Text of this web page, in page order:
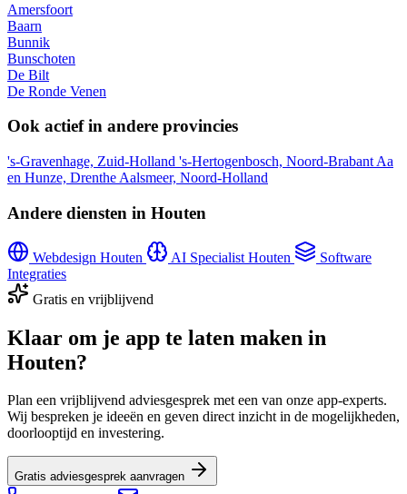
Amersfoort
Baarn
Bunnik
Bunschoten
De Bilt
De Ronde Venen
Ook actief in andere provincies
's-Gravenhage, Zuid-Holland 's-Hertogenbosch, Noord-Brabant Aa
en Hunze, Drenthe Aalsmeer, Noord-Holland
Andere diensten in Houten
Webdesign Houten AI Specialist Houten
Software
Integraties
Gratis en vrijblijvend
Klaar om je app te laten maken in
Houten?
Plan een vrijblijvend adviesgesprek met een van onze app-experts.
Wij bespreken je ideeën en geven direct inzicht in de mogelijkheden,
doorlooptijd en investering.
Gratis adviesgesprek aanvragen